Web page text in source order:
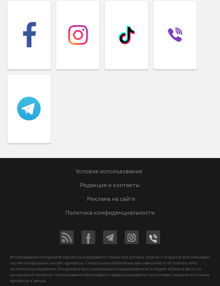
Условия использования
Редакция и контакты
Реклама на сайте
Политика конфиденциальности
Использование материалов Vgorode.ua разрешается только при условии прямой и открытой для поисковых
систем гиперссылки на сайт vgorode.ua. Гиперссылка обязательна вне зависимости от полного либо
частичного цитирования. Она должна быть размещена в подзаголовке или в первом абзаце и вести на
цитируемый материал. Использование фотографий и видео разрешается при условии указания источника
vgorode.ua и автора.